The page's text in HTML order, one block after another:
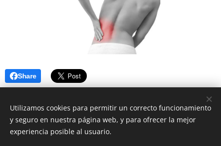
Share
Utilizamos cookies para permitir un correcto funcionamiento
y seguro en nuestra página web, y para ofrecer la mejor
experiencia posible al usuario.